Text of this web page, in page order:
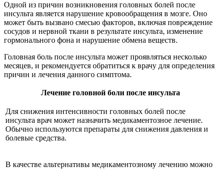
Одной из причин возникновения головных болей после
инсульта является нарушение кровообращения в мозге. Оно
может быть вызвано смесью факторов, включая повреждение
сосудов и нервной ткани в результате инсульта, изменение
гормонального фона и нарушение обмена веществ.
Головная боль после инсульта может проявляться несколько
месяцев, и рекомендуется обратиться к врачу для определения
причин и лечения данного симптома.
Лечение головной боли после инсульта
Для снижения интенсивности головных болей после
инсульта врач может назначить медикаментозное лечение.
Обычно используются препараты для снижения давления и
болевые средства.
В качестве альтернативы медикаментозному лечению можно